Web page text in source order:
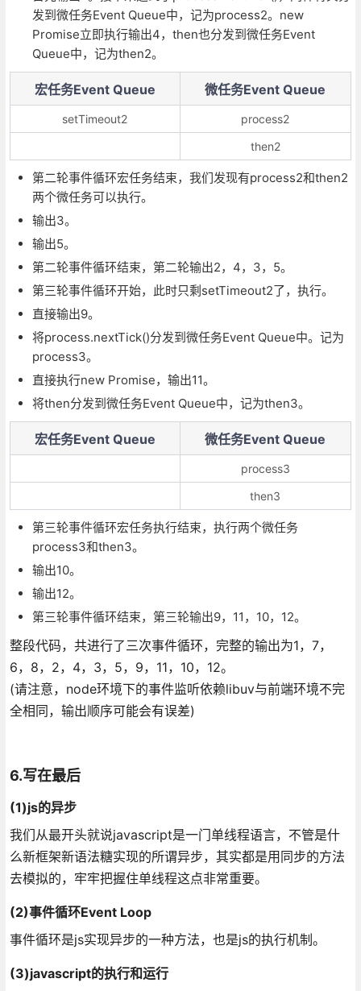
发到微任务Event Queue中，记为process2。new
Promise立即执行输出4，then也分发到微任务Event
Queue中，记为then2。
宏任务Event Queue 微任务Event Queue
setTimeout2
process2
then2
第二轮事件循环宏任务结束，我们发现有process2和then2
两个微任务可以执行。
输出3。
输出5。
第二轮事件循环结束，第二轮输出2，4，3，5。
第三轮事件循环开始，此时只剩setTimeout2了，执行。
直接输出9。
将process.nextTick()分发到微任务Event Queue中。记为
process3。
直接执行new Promise，输出11。
将then分发到微任务Event Queue中，记为then3。
宏任务Event Queue 微任务Event Queue
process3
then3
第三轮事件循环宏任务执行结束，执行两个微任务
process3和then3。
输出10。
输出12。
第三轮事件循环结束，第三轮输出9，11，10，12。
整段代码，共进行了三次事件循环，完整的输出为1，7，
6，8，2，4，3，5，9，11，10，12。
(请注意，node环境下的事件监听依赖libuv与前端环境不完
全相同，输出顺序可能会有误差)
6.写在最后
(1)js的异步
我们从最开头就说javascript是一门单线程语言，不管是什
么新框架新语法糖实现的所谓异步，其实都是用同步的方法
去模拟的，牢牢把握住单线程这点非常重要。
(2)事件循环Event Loop
事件循环是js实现异步的一种方法，也是js的执行机制。
(3)javascript的执行和运行